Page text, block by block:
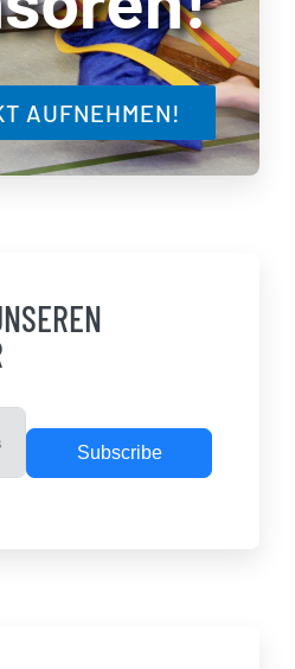
AUFNEHMEN!
Subscribe